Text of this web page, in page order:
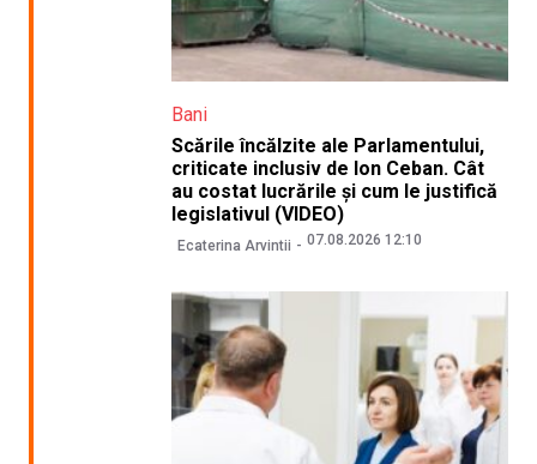
Bani
Scările încălzite ale Parlamentului,
criticate inclusiv de Ion Ceban. Cât
au costat lucrările și cum le justifică
legislativul (VIDEO)
Ecaterina Arvintii 07.08.2026 12:10